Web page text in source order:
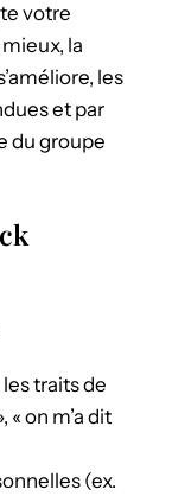
votre
la
les
et par
du groupe
traits de
« on m’a dit
(ex.